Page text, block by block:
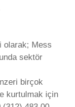
olarak; Mess
sektör
birçok
kurtulmak için